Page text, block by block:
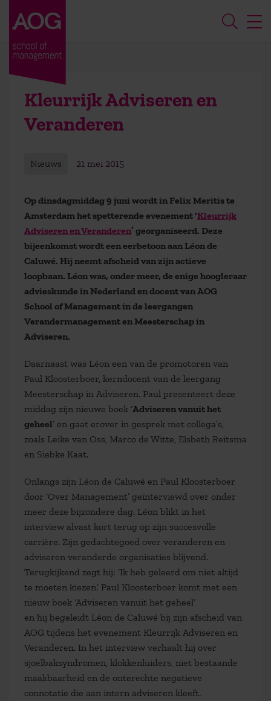
Kleurrijk Adviseren en
Veranderen
Nieuws 21 mei 2015
Op dinsdagmiddag 9 juni wordt in Felix Meritis te
Amsterdam het spetterende evenement ‘Kleurrijk
Adviseren en Veranderen’ georganiseerd. Deze
bijeenkomst wordt een eerbetoon aan Léon de
Caluwé. Hij neemt afscheid van zijn actieve
loopbaan. Léon was, onder meer, de enige hoogleraar
advieskunde in Nederland en docent van AOG
School of Management in de leergangen
Verandermanagement en Meesterschap in
Adviseren.
Daarnaast was Léon een van de promotoren van
Paul Kloosterboer, kerndocent van de leergang
Meesterschap in Adviseren. Paul presenteert deze
middag zijn nieuwe boek ‘Adviseren vanuit het
geheel’ en gaat erover in gesprek met collega’s,
zoals Leike van Oss, Marco de Witte, Elsbeth Reitsma
en Siebke Kaat.
Onlangs zijn Léon de Caluwé en Paul Kloosterboer
door ‘Over Management’ geïnterviewd over onder
meer deze bijzondere dag. Léon blikt in het
interview alvast kort terug op zijn succesvolle
carrière. Zijn gedachtegoed over veranderen en
adviseren veranderde organisaties blijvend.
Terugkijkend zegt hij: ‘Ik heb geleerd om niet altijd
te moeten kiezen.’ Paul Kloosterboer komt met een
nieuw boek ‘Adviseren vanuit het geheel’
en hij begeleidt Léon de Caluwé bij zijn afscheid van
AOG tijdens het evenement Kleurrijk Adviseren en
Veranderen. In het interview verhaalt hij over
sjoelbaksyndromen, klokkenluiders, niet bestaande
maakbaarheid en de onterechte negatieve
connotatie die aan intern adviseren kleeft.